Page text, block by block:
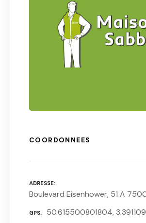
COORDONNEES
ADRESSE
Boulevard Eisenhower, 51 A
GPS 50.615500801804,